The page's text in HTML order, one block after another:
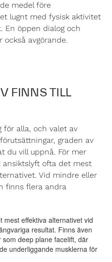
medel före
lugnt med fysisk aktivitet
En öppen dialog och
också avgörande.
FINNS TILL
för alla, och valet av
graden av
du vill uppnå. För mer
ansiktslyft ofta det mest
Vid mindre eller
finns flera andra
mest effektiva alternativet vid
resultat. Finns även
deep plane facelift, där
underliggande musklerna för